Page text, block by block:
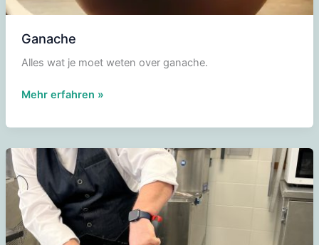
Ganache
Alles wat je moet weten over ganache.
Ganache
Mehr erfahren »